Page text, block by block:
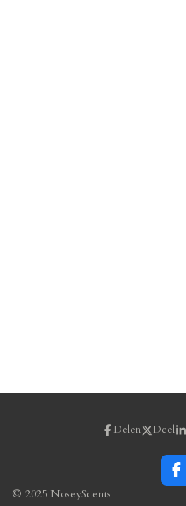
Delen Deel
F
a
© 2025 NoseyScents